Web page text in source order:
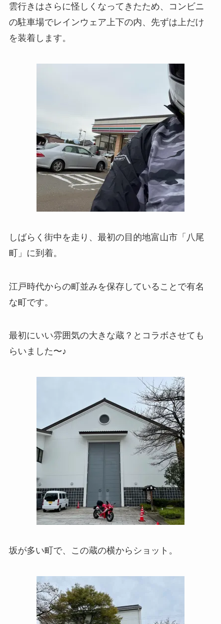
雲行きはさらに怪しくなってきたため、コンビニ
の駐車場でレインウェア上下の内、先ずは上だけ
を装着します。
しばらく街中を走り、最初の目的地富山市「八尾
町」に到着。
江戸時代からの町並みを保存していることで有名
な町です。
最初にいい雰囲気の大きな蔵？とコラボさせても
らいました〜♪
坂が多い町で、この蔵の横からショット。